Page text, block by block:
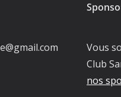
Vous
Club
nos